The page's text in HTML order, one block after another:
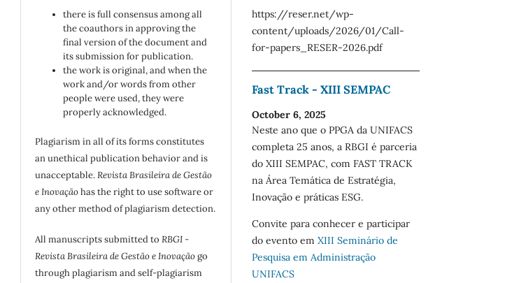
there is full consensus among all
the coauthors in approving the
final version of the document and
its submission for publication.
the work is original, and when the
work and/or words from other
people were used, they were
properly acknowledged.
Plagiarism in all of its forms constitutes
an unethical publication behavior and is
unacceptable.Revista Brasileira de Gestão
e Inovaçãohas the right to use software or
any other method of plagiarism detection.
All manuscripts submitted toRBGI -
Revista Brasileira de Gestão e Inovaçãogo
through plagiarism and self-plagiarism
https://reser.net/wp-
content/uploads/2026/01/Call-
for-papers_RESER-2026.pdf
Fast Track - XIII SEMPAC
October 6, 2025
Neste ano que o PPGA da UNIFACS
completa 25 anos, a RBGI é parceria
do XIII SEMPAC, com FAST TRACK
na Área Temática de Estratégia,
Inovação e práticas ESG.
Convite para conhecer e participar
do evento em XIII Seminário de
Pesquisa em Administração
UNIFACS